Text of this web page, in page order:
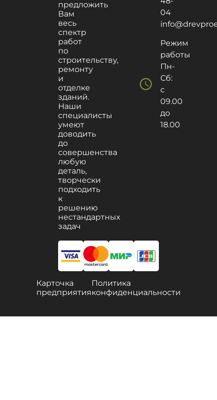
предложить
Вам
весь
спектр
работ
по
строительству,
ремонту
и
отделке
зданий.
Наши
специалисты
умеют
доводить
до
совершенства
любую
деталь,
творчески
подходить
к
решению
нестандартных
задач
04
schedule
Режим
работы
Пн-
Сб:
с
09.00
до
18.00
Карточка
предприятия
Политика
конфиденциальности